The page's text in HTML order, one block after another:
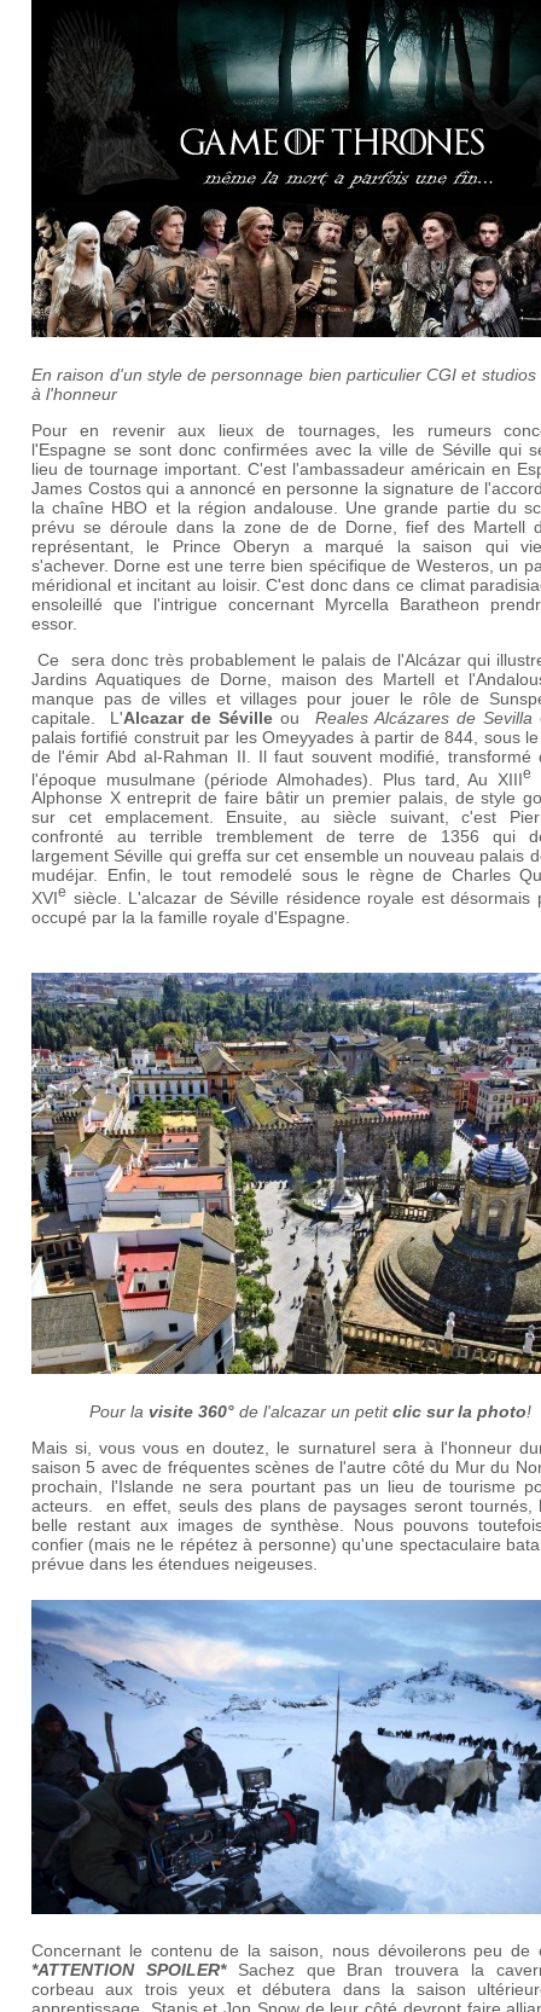
En raison d'un style de personnage bien particulier CGI et studios
à l'honneur
Pour en revenir aux lieux de tournages, les rumeurs
l'Espagne se sont donc confirmées avec la ville de Séville qui
lieu de tournage important. C'est l'ambassadeur américain en
James Costos qui a annoncé en personne la signature de
la chaîne HBO et la région andalouse. Une grande partie du
prévu se déroule dans la zone de de Dorne, fief des Martell
représentant, le Prince Oberyn a marqué la saison qui
s'achever. Dorne est une terre bien spécifique de Westeros, un
méridional et incitant au loisir. C'est donc dans ce climat
ensoleillé que l'intrigue concernant Myrcella Baratheon
essor.
Ce sera donc très probablement le palais de l'Alcázar qui
Jardins Aquatiques de Dorne, maison des Martell et
manque pas de villes et villages pour jouer le rôle de
capitale. L'Alcazar de Séville ou Reales Alcázares de Sevilla
palais fortifié construit par lesOmeyyades à partir de 844, sous
de l'émir Abd al-Rahman II. Il faut souvent modifié, transformé
l'époque musulmane (période Almohades). Plus tard, Au XIIIe
Alphonse X entreprit de faire bâtir un premier palais, de style
sur cet emplacement. Ensuite, au siècle suivant, c'est
confronté au terrible tremblement de terre de 1356 qui
largement Séville qui greffa sur cet ensemble un nouveau palais
mudéjar. Enfin, le tout remodelé sous le règne de Charles
XVIe siècle. L'alcazar de Séville résidence royale est désormais
occupé par la la famille royale d'Espagne.
Pour la visite 360° de l'alcazar un petitclic sur la photo!
Mais si, vous vous en doutez, le surnaturel sera à l'honneur
saison 5 avec de fréquentes scènes de l'autre côté du Mur du
prochain, l'Islande ne sera pourtant pas un lieu de tourisme
acteurs. en effet, seuls des plans de paysages seront tournés,
belle restant aux images de synthèse. Nous pouvons
confier (mais ne le répétez à personne) qu'une spectaculaire
prévue dans les étendues neigeuses.
Concernant le contenu de la saison, nous dévoilerons peu de
*ATTENTION SPOILER*Sachez que Bran trouvera la
corbeau aux trois yeux et débutera dans la saison